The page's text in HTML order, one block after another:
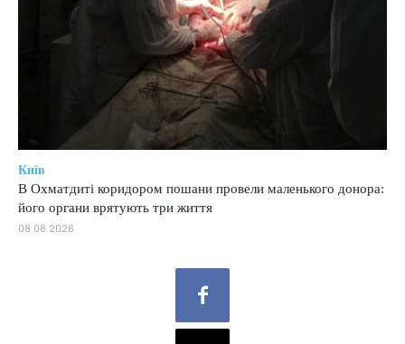
Київ
В Охматдиті коридором пошани провели маленького донора:
його органи врятують три життя
08.08.2026